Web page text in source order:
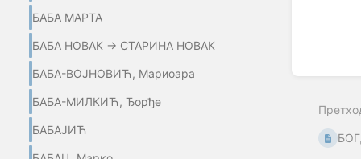
БАБА МАРТА
БАБА НОВАК → СТАРИНА НОВАК
БАБА-ВОЈНОВИЋ, Мариоара
БАБА-МИЛКИЋ, Ђорђе
БАБАЈИЋ